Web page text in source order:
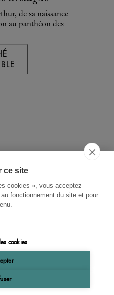
ce site
cookies », vous acceptez
fonctionnement du site et pour
cookies
de sa naissance
au panthéon des
THÉMATIQUE
OK